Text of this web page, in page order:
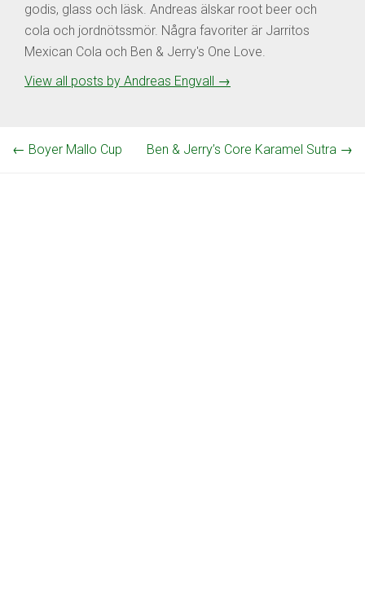
godis, glass och läsk. Andreas älskar root beer och
cola och jordnötssmör. Några favoriter är Jarritos
Mexican Cola och Ben & Jerry's One Love.
View all posts by Andreas Engvall →
← Boyer Mallo Cup Ben & Jerry’s Core Karamel Sutra →